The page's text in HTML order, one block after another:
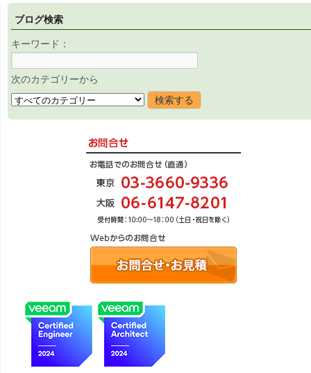
ブログ検索
キーワード：
次のカテゴリーから